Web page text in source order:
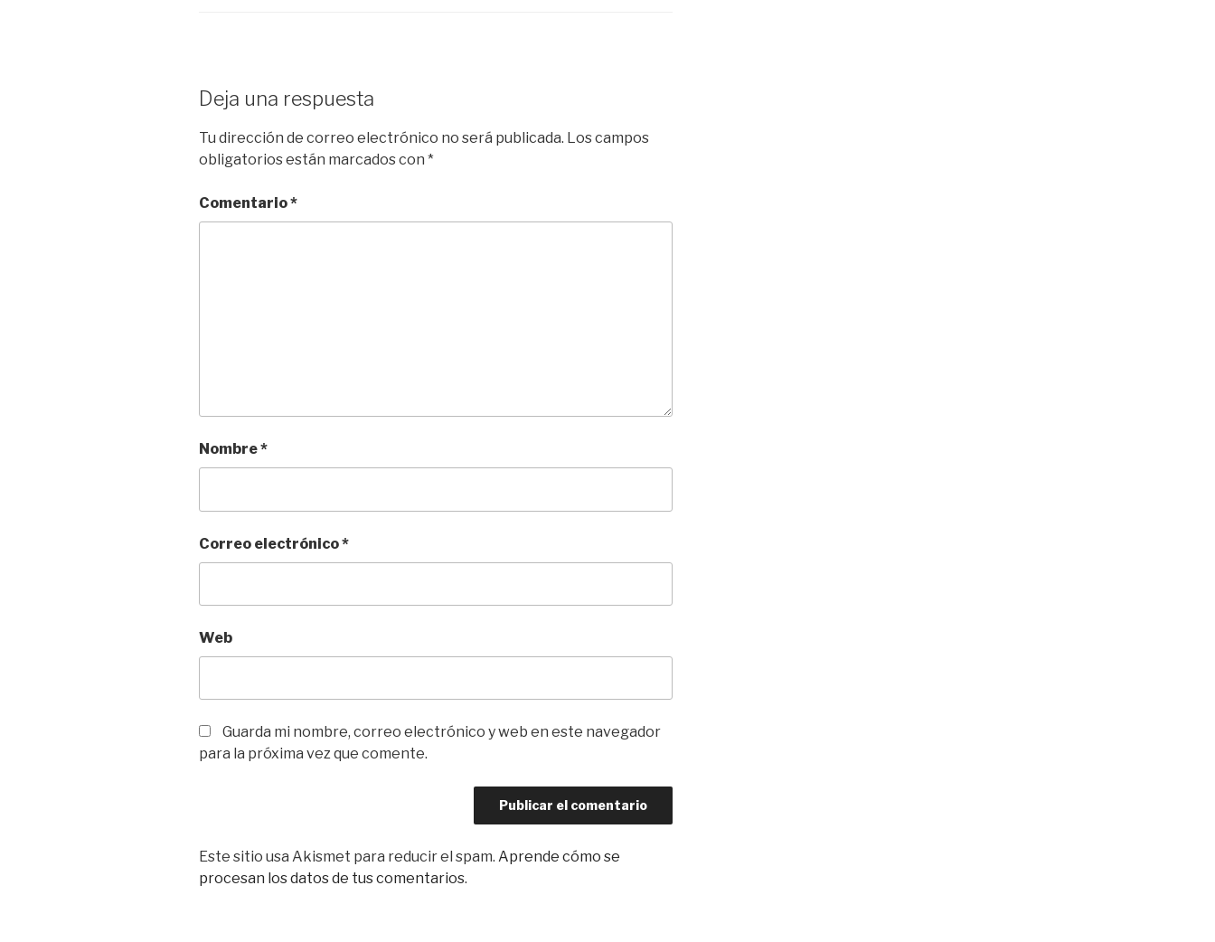
Deja una respuesta
Tu dirección de correo electrónico no será publicada. Los campos
obligatorios están marcados con *
Comentario*
Nombre*
Correo electrónico*
Web
Guarda mi nombre, correo electrónico y web en este navegador
para la próxima vez que comente.
Este sitio usa Akismet para reducir el spam. Aprende cómo se
procesan los datos de tus comentarios.